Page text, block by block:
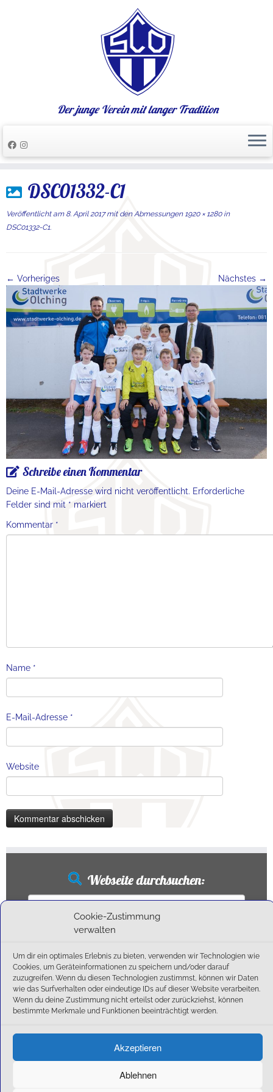
Cookie-Zustimmung
verwalten
Um dir ein optimales Erlebnis zu bieten, verwenden wir Technologien wie
Cookies, um Geräteinformationen zu speichern und/oder darauf
zuzugreifen. Wenn du diesen Technologien zustimmst, können wir Daten
wie das Surfverhalten oder eindeutige IDs auf dieser Website verarbeiten.
Wenn du deine Zustimmung nicht erteilst oder zurückziehst, können
bestimmte Merkmale und Funktionen beeinträchtigt werden.
Akzeptieren
Ablehnen
Inhalt
Der junge Verein mit langer Tradition
DSC01332-C1
Veröffentlicht am 8. April 2017mit den Abmessungen1920 × 1280in
DSC01332-C1.
← Vorheriges Nächstes →
Schreibe einen Kommentar
Deine E-Mail-Adresse wird nicht veröffentlicht. Erforderliche
Felder sind mit * markiert
Kommentar *
Name *
E-Mail-Adresse *
Website
Webseite durchsuchen:
Suchen
Neueste Beiträge
Ballschule erweitert!
6:1-Triumph im Heimfinale: Der SC Olching schießt sich zurück in die Landesliga!
Außensaison 2025
Start am 01. September!